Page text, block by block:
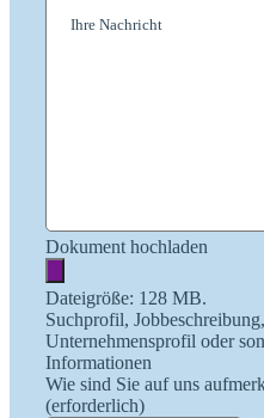
Dokument hochladen
Dateigröße: 128 MB.
Suchprofil, Jobbeschreibung,
Unternehmensprofil oder
Informationen
Wie sind Sie auf uns
(erforderlich)